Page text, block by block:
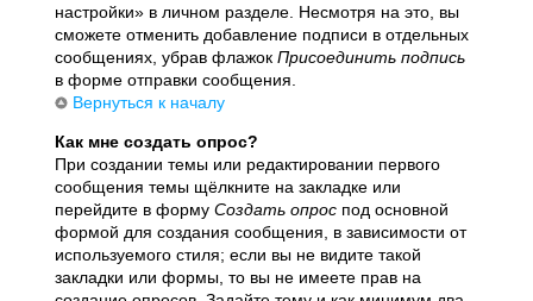
настройки» в личном разделе. Несмотря на это, вы
сможете отменить добавление подписи в отдельных
сообщениях, убрав флажокПрисоединить подпись
в форме отправки сообщения.
Вернуться к началу
Как мне создать опрос?
При создании темы или редактировании первого
сообщения темы щёлкните на закладке или
перейдите в формуСоздать опрос под основной
формой для создания сообщения, в зависимости от
используемого стиля; если вы не видите такой
закладки или формы, то вы не имеете прав на